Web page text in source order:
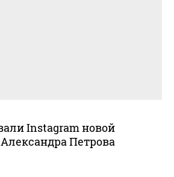
Instagram новой
Петрова